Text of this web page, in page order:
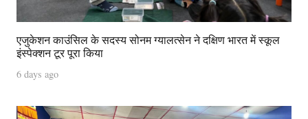
एजुकेशन काउंसिल के सदस्य सोनम ग्यालत्सेन ने दक्षिण भारत में स्कूल
इंस्पेक्शन टूर पूरा किया
6 days ago